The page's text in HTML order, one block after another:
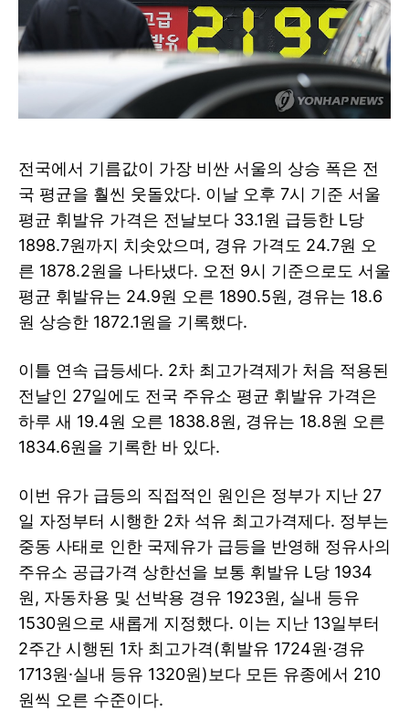
전국에서 기름값이 가장 비싼 서울의 상승 폭은 전
국 평균을 훨씬 웃돌았다. 이날 오후 7시 기준 서울
평균 휘발유 가격은 전날보다 33.1원 급등한 L당
1898.7원까지 치솟았으며, 경유 가격도 24.7원 오
른 1878.2원을 나타냈다. 오전 9시 기준으로도 서울
평균 휘발유는 24.9원 오른 1890.5원, 경유는 18.6
원 상승한 1872.1원을 기록했다.
이틀 연속 급등세다. 2차 최고가격제가 처음 적용된
전날인 27일에도 전국 주유소 평균 휘발유 가격은
하루 새 19.4원 오른 1838.8원, 경유는 18.8원 오른
1834.6원을 기록한 바 있다.
이번 유가 급등의 직접적인 원인은 정부가 지난 27
일 자정부터 시행한 2차 석유 최고가격제다. 정부는
중동 사태로 인한 국제유가 급등을 반영해 정유사의
주유소 공급가격 상한선을 보통 휘발유 L당 1934
원, 자동차용 및 선박용 경유 1923원, 실내 등유
1530원으로 새롭게 지정했다. 이는 지난 13일부터
2주간 시행된 1차 최고가격(휘발유 1724원·경유
1713원·실내 등유 1320원)보다 모든 유종에서 210
원씩 오른 수준이다.